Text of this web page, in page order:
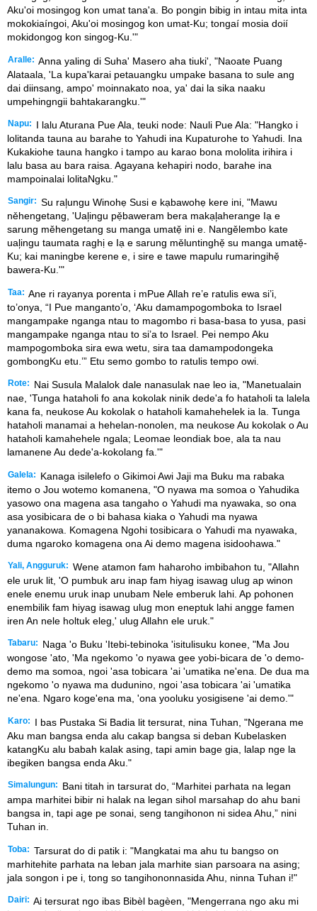
Aku'oi mosingog kon umat tana'a. Bo pongin bibig in intau mita inta
mokokiaíngoi, Aku'oi mosingog kon umat-Ku; tongaí mosia doií
mokidongog kon singog-Ku.'"
Aralle: Anna yaling di Suha' Masero aha tiuki', "Naoate Puang
Alataala, 'La kupa'karai petauangku umpake basana to sule ang
dai diinsang, ampo' moinnakato noa, ya' dai la sika naaku
umpehingngii bahtakarangku.'"
Napu:
I lalu Aturana Pue Ala, teuki node: Nauli Pue Ala: "Hangko i
lolitanda tauna au barahe to Yahudi ina Kupaturohe to Yahudi. Ina
Kukakiohe tauna hangko i tampo au karao bona mololita irihira i
lalu basa au bara raisa. Agayana kehapiri nodo, barahe ina
mampoinalai lolitaNgku."
Sangir: Su ral᷊ungu Winohẹ Susi e kạbawohẹ kere ini, "Mawu
něhengetang, 'Ual᷊ingu pẹ̌baweram bera makạl᷊aherange Iạ e
sarung měhengetang su manga umatẹ̌ ini e. Nangělembo kate
ual᷊ingu taumata raghị e Iạ e sarung měluntinghẹ̌ su manga umatẹ̌-
Ku; kai maningbe kerene e, i sire e tawe mapulu rumaringihẹ̌
bawera-Ku.'"
Taa: Ane ri rayanya porenta i mPue Allah re’e ratulis ewa si’i,
to’onya, “I Pue manganto’o, ‘Aku damampogomboka to Israel
mangampake nganga ntau to magombo ri basa-basa to yusa, pasi
mangampake nganga ntau to si’a to Israel. Pei nempo Aku
mampogomboka sira ewa wetu, sira taa damampodongeka
gombongKu etu.’” Etu semo gombo to ratulis tempo owi.
Rote:
Nai Susula Malalok dale nanasulak nae leo ia, "Manetualain
nae, 'Tunga hataholi fo ana kokolak ninik dede'a fo hataholi ta lalela
kana fa, neukose Au kokolak o hataholi kamahehelek ia la. Tunga
hataholi manamai a hehelan-nonolen, ma neukose Au kokolak o Au
hataholi kamahehele ngala; Leomae leondiak boe, ala ta nau
lamanene Au dede'a-kokolang fa.'"
Galela:
Kanaga isilelefo o Gikimoi Awi Jaji ma Buku ma rabaka
itemo o Jou wotemo komanena, "O nyawa ma somoa o Yahudika
yasowo ona magena asa tangaho o Yahudi ma nyawaka, so ona
asa yosibicara de o bi bahasa kiaka o Yahudi ma nyawa
yananakowa. Komagena Ngohi tosibicara o Yahudi ma nyawaka,
duma ngaroko komagena ona Ai demo magena isidoohawa."
Yali, Angguruk: Wene atamon fam haharoho imbibahon tu, "Allahn
ele uruk lit, 'O pumbuk aru inap fam hiyag isawag ulug ap winon
enele enemu uruk inap unubam Nele emberuk lahi. Ap pohonen
enembilik fam hiyag isawag ulug mon eneptuk lahi angge famen
iren An nele holtuk eleg,' ulug Allahn ele uruk."
Tabaru:
Naga 'o Buku 'Itebi-tebinoka 'isitulisuku konee, "Ma Jou
wongose 'ato, 'Ma ngekomo 'o nyawa gee yobi-bicara de 'o demo-
demo ma somoa, ngoi 'asa tobicara 'ai 'umatika ne'ena. De dua ma
ngekomo 'o nyawa ma dudunino, ngoi 'asa tobicara 'ai 'umatika
ne'ena. Ngaro koge'ena ma, 'ona yooluku yosigisene 'ai demo.'"
Karo:
I bas Pustaka Si Badia lit tersurat, nina Tuhan, "Ngerana me
Aku man bangsa enda alu cakap bangsa si deban Kubelasken
katangKu alu babah kalak asing, tapi amin bage gia, lalap nge la
ibegiken bangsa enda Aku."
Simalungun:
Bani titah in tarsurat do, “Marhitei parhata na legan
ampa marhitei bibir ni halak na legan sihol marsahap do ahu bani
bangsa in, tapi age pe sonai, seng tangihonon ni sidea Ahu,” nini
Tuhan in.
Toba: Tarsurat do di patik i: "Mangkatai ma ahu tu bangso on
marhitehite parhata na leban jala marhite sian parsoara na asing;
jala songon i pe i, tong so tangihononnasida Ahu, ninna Tuhan i!"
Dairi: Ai tersurat ngo ibas Bibèl bagèen, "Mengerrana ngo aku mi